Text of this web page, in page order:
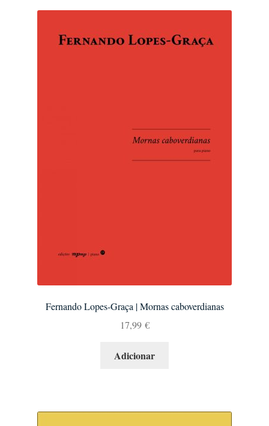
Fernando Lopes-Graça | Mornas caboverdianas
17,99 €
Adicionar